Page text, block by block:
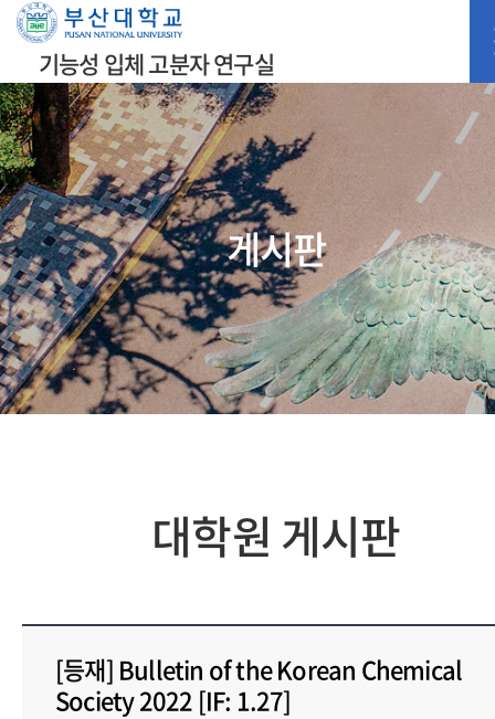
기능성 입체 고분자 연구실
게시판
대학원 게시판
[등재] Bulletin of the Korean Chemical
Society 2022 [IF: 1.27]